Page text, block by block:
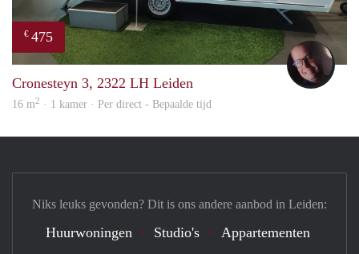
€ 475
Cronesteyn 3, 2322 LH Leiden
16 m2 · 1 kamer · Per direct - Bepaalde tijd
Niks leuks gevonden? Dit is ons andere aanbod in Leiden:
Huurwoningen Studio's Appartementen